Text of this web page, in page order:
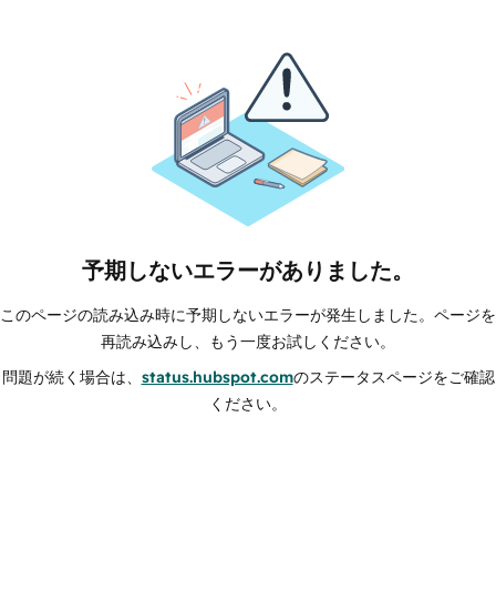
予期しないエラーがありました。
このページの読み込み時に予期しないエラーが発生しました。ページを
再読み込みし、もう一度お試しください。
問題が続く場合は、 status.hubspot.comのステータスページをご確認
ください。